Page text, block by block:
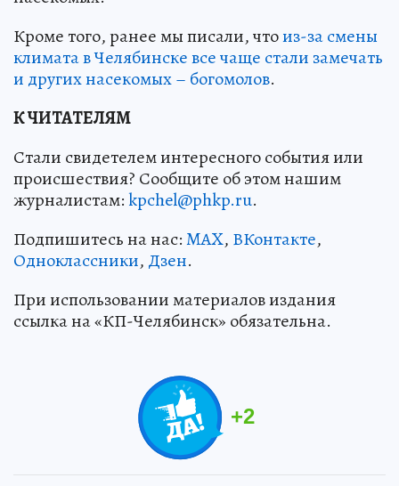
Кроме того, ранее мы писали, чтоиз-за смены
климата в Челябинске все чаще стали замечать
и других насекомых – богомолов.
К ЧИТАТЕЛЯМ
Стали свидетелем интересного события или
происшествия? Сообщите об этом нашим
журналистам:kpchel@phkp.ru.
Подпишитесь на нас:MAX, ВКонтакте,
Одноклассники, Дзен.
При использовании материалов издания
ссылка на «КП-Челябинск» обязательна.
+2